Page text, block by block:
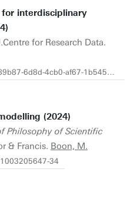
interdisciplinary
for Research Data.
6d8d-4cb0-af67-1b545235bdc0
(2024)
Philosophy of Scientific
& Francis. Boon, M.
34